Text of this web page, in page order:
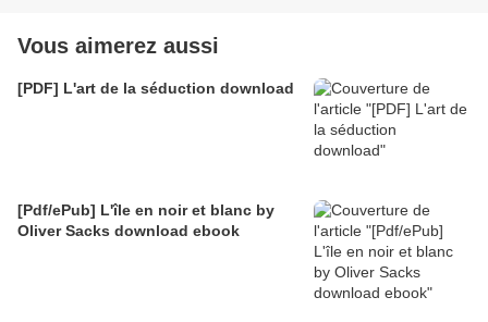
Vous aimerez aussi
[PDF] L'art de la séduction download
[Pdf/ePub] L'île en noir et blanc by
Oliver Sacks download ebook